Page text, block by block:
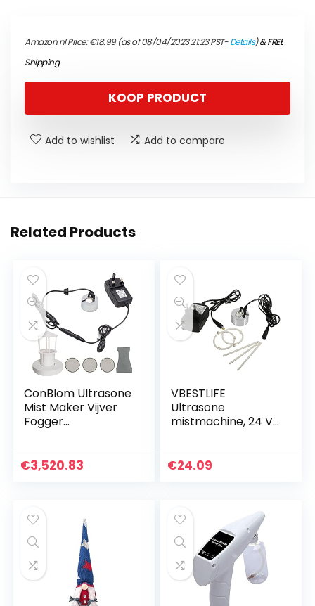
Amazon.nl Price:€18.99(as of 08/04/2023 21:23 PST-Details)&FREE
Shipping.
KOOP PRODUCT
Add to wishlist Add to compare
Related Products
ConBlom Ultrasone
Mist Maker Vijver
Fogger
24V Zinklegering
Sensing, voor Fish
tank landschap
Vijver Aquarium
Tuin
€3,520.83
VBESTLIFE
Ultrasone
mistmachine, 24 V,
luchtbevochtiger
waterspelen en
kantoortoepassing
en, 100-240 V (EU-
stekker)
€24.09